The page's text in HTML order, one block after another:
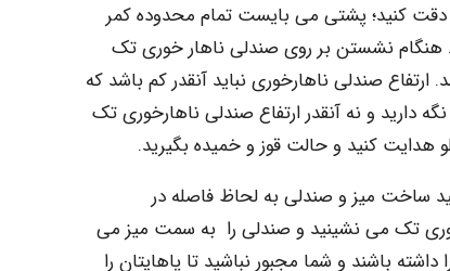
دقت کنید؛ پشتی می بایست تمام محدوده کمر
نشستن بر روی صندلی ناهار خوری تک
صندلی ناهارخوری نباید آنقدر کم باشد که
دارید و نه آنقدر ارتفاع صندلی ناهارخوری تک
هدایت کنید و حالت قوز و خمیده بگیرید.
ساخت میز و صندلی به لحاظ فاصله در
تک می نشینید و صندلی را به سمت میز می
باشند و شما مجبور نباشید تا پاهایتان را